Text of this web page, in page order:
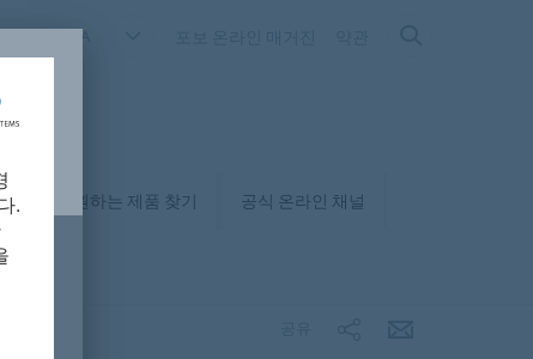
KOREA
원하는 제품 찾기 공식 온라인 채널
.